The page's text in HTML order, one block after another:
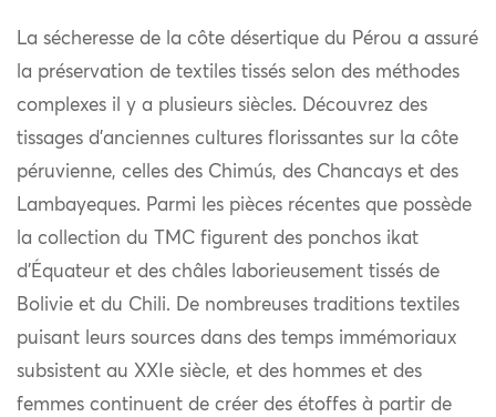
La sécheresse de la côte désertique du Pérou a assuré
la préservation de textiles tissés selon des méthodes
complexes il y a plusieurs siècles. Découvrez des
tissages d’anciennes cultures florissantes sur la côte
péruvienne, celles des Chimús, des Chancays et des
Lambayeques. Parmi les pièces récentes que possède
la collection du TMC figurent des ponchos ikat
d’Équateur et des châles laborieusement tissés de
Bolivie et du Chili. De nombreuses traditions textiles
puisant leurs sources dans des temps immémoriaux
subsistent au XXIe siècle, et des hommes et des
femmes continuent de créer des étoffes à partir de